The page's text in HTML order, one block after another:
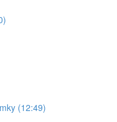
(12:49)